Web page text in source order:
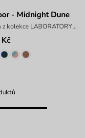
- Midnight Dune
kabelka z kolekce LABORATORY x ANTONIN SIMON